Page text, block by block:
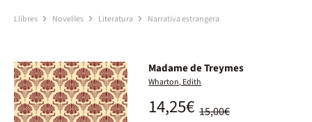
Llibres Novel·les Literatura Narrativa estrangera
Madame de Treymes
Wharton, Edith
15,00€
14,25€